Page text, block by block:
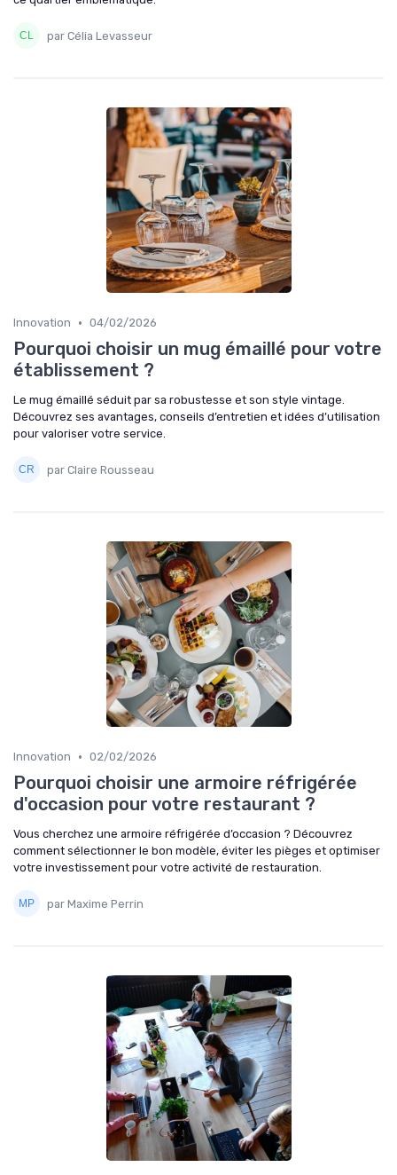
par Célia Levasseur
Innovation • 04/02/2026
Pourquoi choisir un mug émaillé pour votre
établissement ?
Le mug émaillé séduit par sa robustesse et son style vintage.
Découvrez ses avantages, conseils d’entretien et idées d’utilisation
pour valoriser votre service.
par Claire Rousseau
Innovation • 02/02/2026
Pourquoi choisir une armoire réfrigérée
d'occasion pour votre restaurant ?
Vous cherchez une armoire réfrigérée d’occasion ? Découvrez
comment sélectionner le bon modèle, éviter les pièges et optimiser
votre investissement pour votre activité de restauration.
par Maxime Perrin